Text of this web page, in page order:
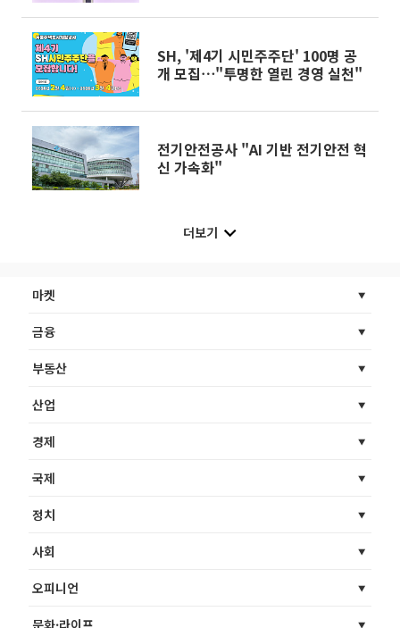
SH, '제4기 시민주주단' 100명 공
개 모집⋯"투명한 열린 경영 실천"
전기안전공사 "AI 기반 전기안전 혁
신 가속화"
더보기
마켓
금융
부동산
산업
경제
국제
정치
사회
오피니언
문화·라이프